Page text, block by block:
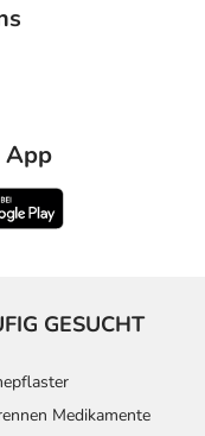
App
GESUCHT
Medikamente